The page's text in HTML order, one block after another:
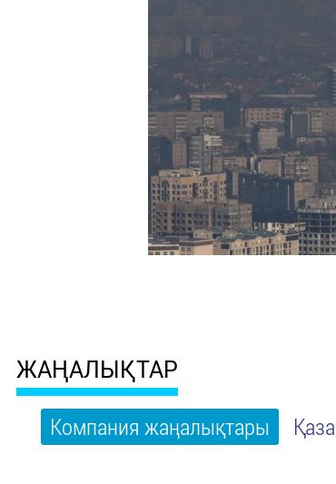
ЖАҢАЛЫҚТАР
Компания жаңалықтары